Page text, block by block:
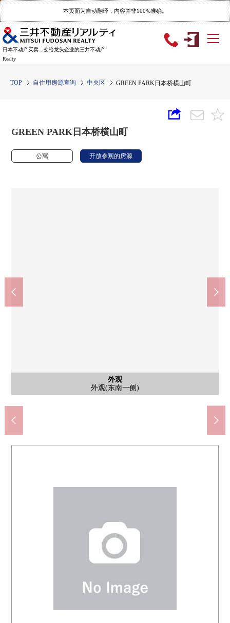
本页面为自动翻译，内容并非100%准确。
日本不动产买卖，交给龙头企业的三井不动产
Realty
TOP 自住用房源查询 中央区 GREEN PARK日本桥横山町
GREEN PARK日本桥横山町
公寓 开放参观的房源
外观
外观(东南一侧)
入口
大门的路径
外观
名牌
入口
防风林室
外观
外观
入口
副入口(西北一侧)
其他当地
前面道路环境(东南一侧)
外观
外观(西北一侧)
外观
外观和前面道路(横山町主要街道)环境
其他当地
周边环境(清洲桥横山町主要街道)
其他当地
周边环境(清洲桥横山町主要街道)
停车场
当地Mansion停车场
房型图(平面图)
停车场尺寸
Fresco日本桥横山町商店(约100m)
杉药房日本桥横山町商店(约60m)
丸万商店日本桥马喰町商店(约170m)
Mybasket日本桥横山町商店(约200m)
马喰横山站，东日本桥站(约150m)
按照横山、共荣会(约390m)
中央区立久松小学(约470m)
小传马町站(东京地铁线日比谷线)(约490m)